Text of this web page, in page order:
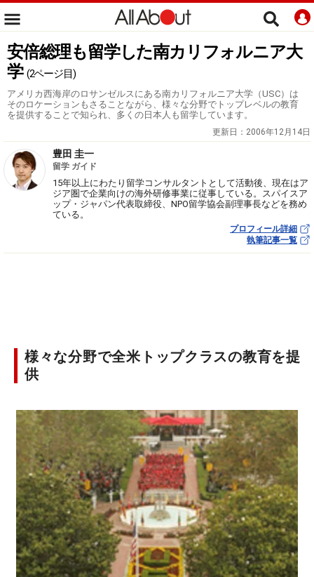
安倍総理も留学した南カリフォルニア大
学 (2ページ目)
アメリカ西海岸のロサンゼルスにある南カリフォルニア大学（USC）は
そのロケーションもさることながら、様々な分野でトップレベルの教育
を提供することで知られ、多くの日本人も留学しています。
更新日： 2006年12月14日
豊田 圭一
留学 ガイド
15年以上にわたり留学コンサルタントとして活動後、現在はア
ジア圏で企業向けの海外研修事業に従事している。スパイスア
ップ・ジャパン代表取締役、NPO留学協会副理事長などを務め
ている。
プロフィール詳細
執筆記事一覧
様々な分野で全米トップクラスの教育を提
供